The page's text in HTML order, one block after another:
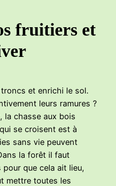
fruitiers et
et enrichi le sol.
leurs ramures ?
la chasse aux bois
se croisent est à
sans vie peuvent
la forêt il faut
que cela ait lieu,
mettre toutes les